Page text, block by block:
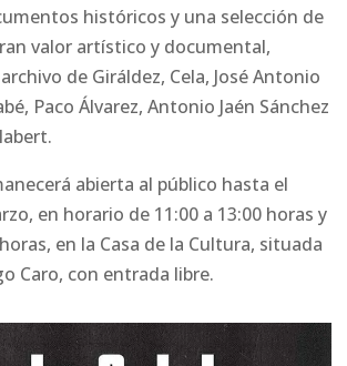
históricos y una selección de
valor artístico y documental,
de Giráldez, Cela, José Antonio
Paco Álvarez, Antonio Jaén Sánchez
abierta al público hasta el
en horario de 11:00 a 13:00 horas y
en la Casa de la Cultura, situada
Caro, con entrada libre.